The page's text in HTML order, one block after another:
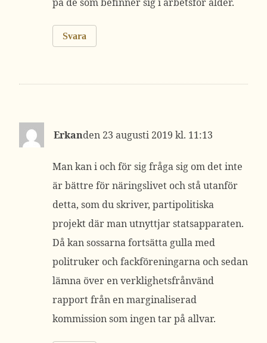
Svara
Erkan 23 augusti 2019 kl. 11:13
Man kan i och för sig fråga sig om det inte
är bättre för näringslivet och stå utanför
detta, som du skriver, partipolitiska
projekt där man utnyttjar statsapparaten.
Då kan sossarna fortsätta gulla med
politruker och fackföreningarna och sedan
lämna över en verklighetsfrånvänd
rapport från en marginaliserad
kommission som ingen tar på allvar.